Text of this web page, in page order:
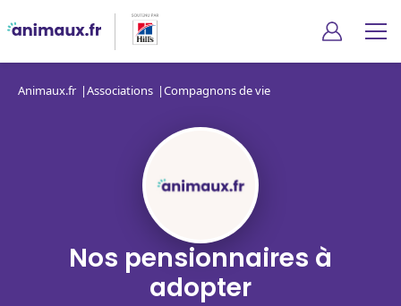
Animaux.fr Associations Compagnons de vie
Nos pensionnaires à
adopter